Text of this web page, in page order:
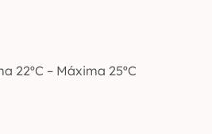
22ºC – Máxima 25ºC